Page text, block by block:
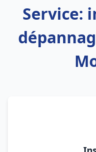
Service: